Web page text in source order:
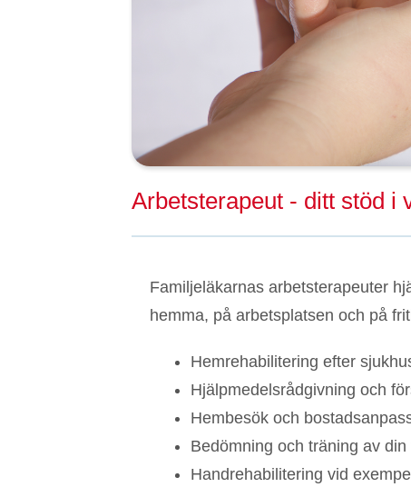
Arbetsterapeut - ditt stöd i
Familjeläkarnas arbetsterapeuter
hemma, på arbetsplatsen och på
Hemrehabilitering efter
Hjälpmedelsrådgivning och
Hembesök och
Bedömning och träning av
Handrehabilitering vid